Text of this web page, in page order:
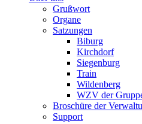
Grußwort
Organe
Satzungen
Biburg
Kirchdorf
Siegenburg
Train
Wildenberg
WZV der
Broschüre der
Support